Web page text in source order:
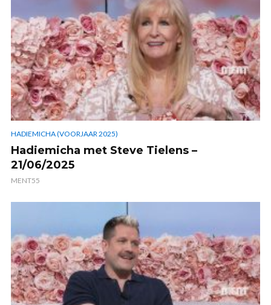
HADIEMICHA (VOORJAAR 2025)
Hadiemicha met Steve Tielens –
21/06/2025
MENT55